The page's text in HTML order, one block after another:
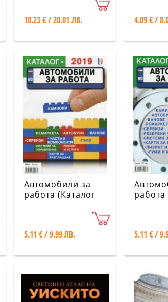
10.23 € / 20.01 ЛВ. 4.09 € /
Автомобили за
работа (Каталог
5.11 € / 9.99 ЛВ.
работа
5.11 € /